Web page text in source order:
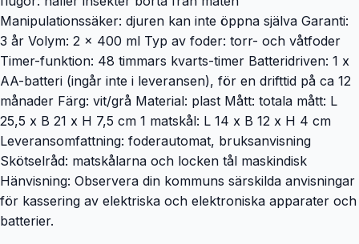
Manipulationssäker: djuren kan inte öppna själva Garanti:
3 år Volym: 2 x 400 ml Typ av foder: torr- och våtfoder
Timer-funktion: 48 timmars kvarts-timer Batteridriven: 1 x
AA-batteri (ingår inte i leveransen), för en drifttid på ca 12
månader Färg: vit/grå Material: plast Mått: totala mått: L
25,5 x B 21 x H 7,5 cm 1 matskål: L 14 x B 12 x H 4 cm
Leveransomfattning: foderautomat, bruksanvisning
Skötselråd: matskålarna och locken tål maskindisk
Hänvisning: Observera din kommuns särskilda anvisningar
för kassering av elektriska och elektroniska apparater och
batterier.